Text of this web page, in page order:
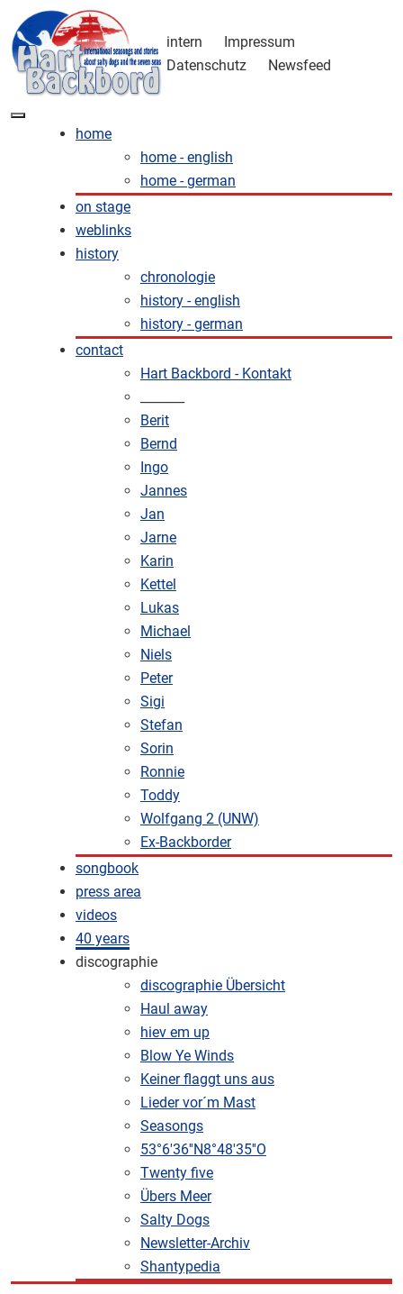
intern
Impressum
Datenschutz
Newsfeed
home
home - english
home - german
on stage
weblinks
history
chronologie
history - english
history - german
contact
Hart Backbord - Kontakt
Berit
Bernd
Ingo
Jannes
Jan
Jarne
Karin
Kettel
Lukas
Michael
Niels
Peter
Sigi
Stefan
Sorin
Ronnie
Toddy
Wolfgang 2 (UNW)
Ex-Backborder
songbook
press area
videos
40 years
discographie
discographie Übersicht
Haul away
hiev em up
Blow Ye Winds
Keiner flaggt uns aus
Lieder vor´m Mast
Seasongs
53°6'36''N8°48'35''O
Twenty five
Übers Meer
Salty Dogs
Newsletter-Archiv
Shantypedia